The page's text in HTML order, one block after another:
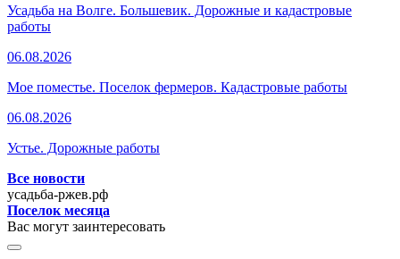
Усадьба на Волге. Большевик. Дорожные и кадастровые
работы
06.08.2026
Мое поместье. Поселок фермеров. Кадастровые работы
06.08.2026
Устье. Дорожные работы
Все новости
усадьба-ржев.рф
Поселок месяца
Вас могут заинтересовать